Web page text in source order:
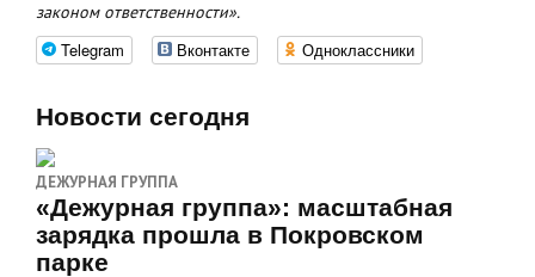
законом ответственности».
Telegram Вконтакте Одноклассники
Новости сегодня
ДЕЖУРНАЯ ГРУППА
«Дежурная группа»: масштабная
зарядка прошла в Покровском
парке